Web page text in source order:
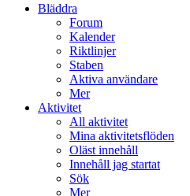
Bläddra
Forum
Kalender
Riktlinjer
Staben
Aktiva användare
Mer
Aktivitet
All aktivitet
Mina aktivitetsflöden
Oläst innehåll
Innehåll jag startat
Sök
Mer